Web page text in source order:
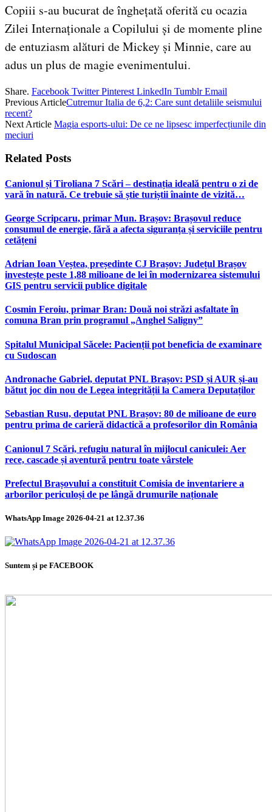
Copiii s-au bucurat de înghețată oferită cu ocazia
Zilei Internaționale a Copilului și de momente pline
de entuziasm alături de Mickey și Minnie, care au
adus un plus de magie evenimentului.
Share. Facebook Twitter Pinterest LinkedIn Tumblr Email
Previous ArticleCutremur Italia de 6,2: Care sunt detaliile seismului
recent?
Next Article Magia esports-ului: De ce ne lipsesc imperfecțiunile din
meciuri
Related Posts
Canionul și Tiroliana 7 Scări – destinația ideală pentru o zi de
vară în natură. Ce trebuie să știe turiștii înainte de vizită…
George Scripcaru, primar Mun. Brașov: Brașovul reduce
consumul de energie, fără a afecta siguranța și serviciile pentru
cetățeni
Adrian Ioan Veștea, președinte CJ Brașov: Județul Brașov
investește peste 1,88 milioane de lei în modernizarea sistemului
GIS pentru servicii publice digitale
Cosmin Feroiu, primar Bran: Două noi străzi asfaltate în
comuna Bran prin programul „Anghel Saligny”
Spitalul Municipal Săcele: Pacienții pot beneficia de examinare
cu Sudoscan
Andronache Gabriel, deputat PNL Brașov: PSD și AUR și-au
bătut joc din nou de Legea integrității la Camera Deputaților
Sebastian Rusu, deputat PNL Brașov: 80 de milioane de euro
pentru prima de carieră didactică a profesorilor din România
Canionul 7 Scări, refugiu natural în mijlocul caniculei: Aer
rece, cascade și aventură pentru toate vârstele
Prefectul Brașovului a constituit Comisia de inventariere a
arborilor periculoși de pe lângă drumurile naționale
WhatsApp Image 2026-04-21 at 12.37.36
Suntem și pe FACEBOOK